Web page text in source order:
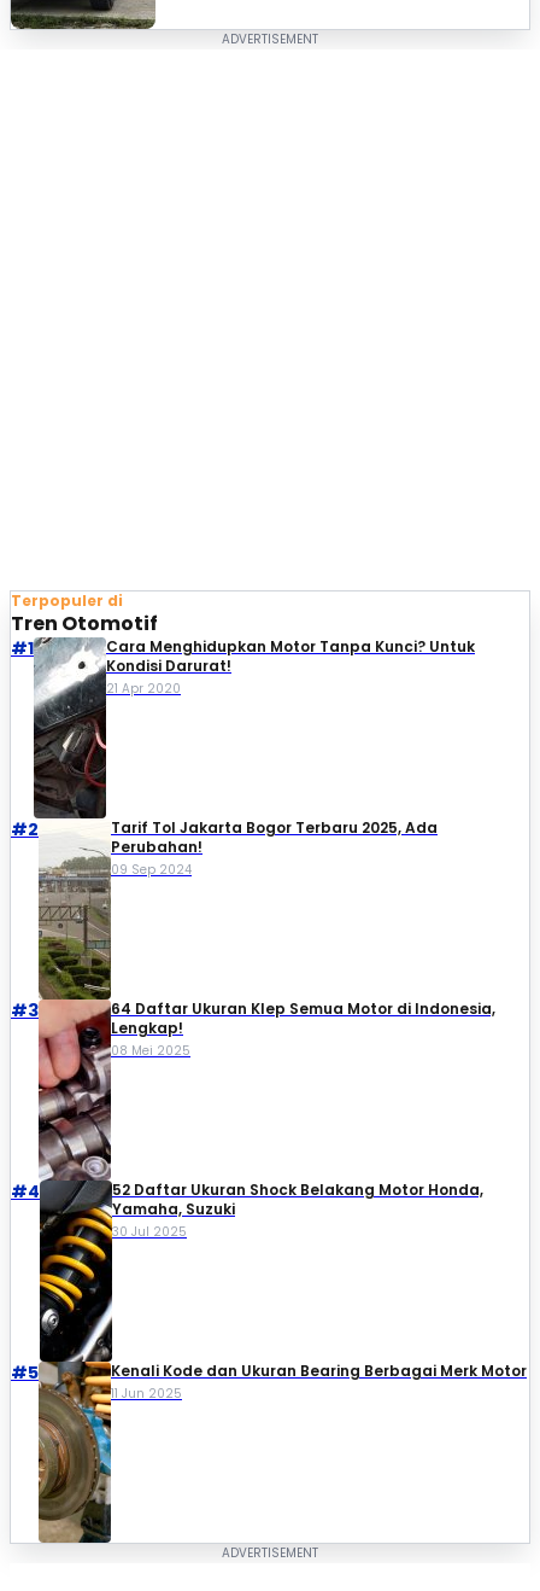
Terpopuler di
Tren Otomotif
#1
Cara Menghidupkan Motor Tanpa Kunci? Untuk
Kondisi Darurat!
21 Apr 2020
#2
Tarif Tol Jakarta Bogor Terbaru 2025, Ada
Perubahan!
09 Sep 2024
#3
64 Daftar Ukuran Klep Semua Motor di Indonesia,
Lengkap!
08 Mei 2025
#4
52 Daftar Ukuran Shock Belakang Motor Honda,
Yamaha, Suzuki​
30 Jul 2025
#5 Kenali Kode dan Ukuran Bearing Berbagai Merk Motor
11 Jun 2025